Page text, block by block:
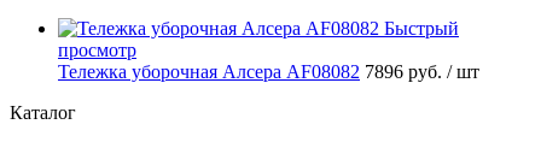
Быстрый
просмотр
Тележка уборочная Алсера AF08082 7896 руб. / шт
Каталог